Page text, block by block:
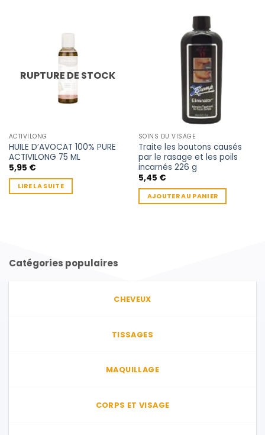
RUPTURE DE STOCK
ACTIVILONG
HUILE D’AVOCAT 100% PURE
ACTIVILONG 75 ML
5,95 €
LIRE LA SUITE
SOINS DU VISAGE
Traite les boutons causés
par le rasage et les poils
incarnés 226 g
5,45 €
AJOUTER AU PANIER
Catégories populaires
CHEVEUX
TISSAGES
MAQUILLAGE
CORPS ET VISAGE